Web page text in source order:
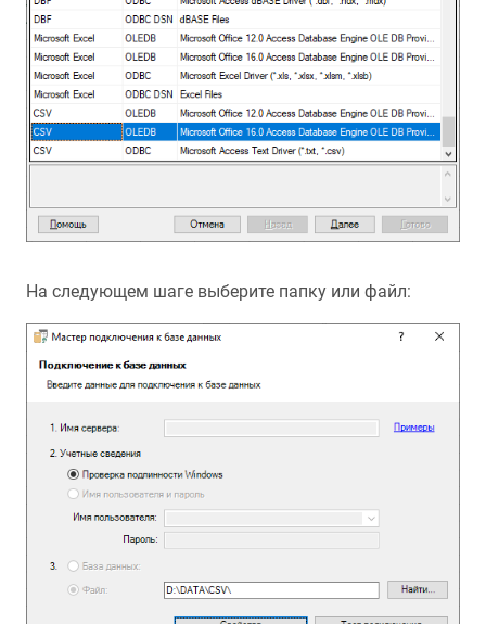
На следующем шаге выберите папку или файл: